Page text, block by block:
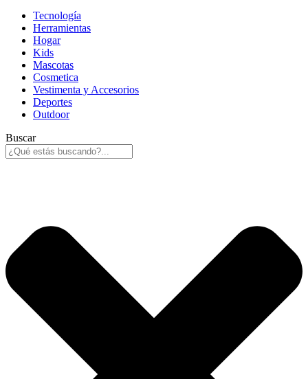
Tecnología
Herramientas
Hogar
Kids
Mascotas
Cosmetica
Vestimenta y Accesorios
Deportes
Outdoor
Buscar